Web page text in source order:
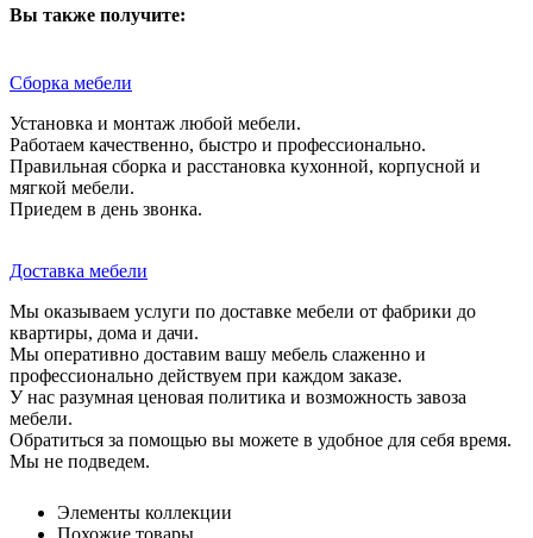
Вы также получите:
Сборка мебели
Установка и монтаж любой мебели.
Работаем качественно, быстро и профессионально.
Правильная сборка и расстановка кухонной, корпусной и
мягкой мебели.
Приедем в день звонка.
Доставка мебели
Мы оказываем услуги по доставке мебели от фабрики до
квартиры, дома и дачи.
Мы оперативно доставим вашу мебель слаженно и
профессионально действуем при каждом заказе.
У нас разумная ценовая политика и возможность завоза
мебели.
Обратиться за помощью вы можете в удобное для себя время.
Мы не подведем.
Элементы коллекции